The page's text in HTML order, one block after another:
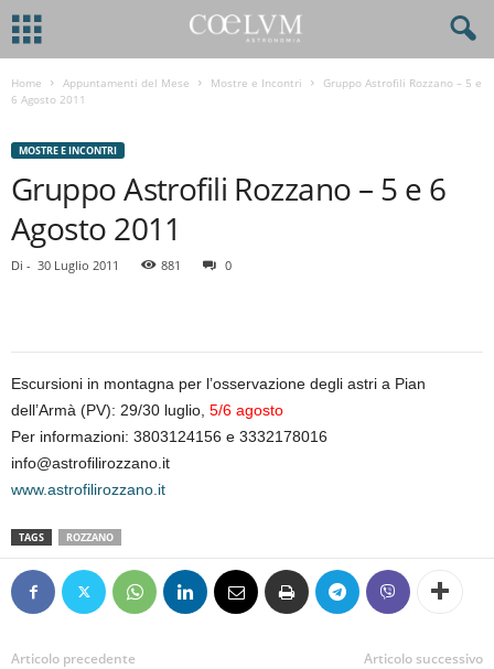
Home Appuntamenti del Mese Mostre e Incontri
Gruppo Astrofili Rozzano – 5 e
6 Agosto 2011
MOSTRE E INCONTRI
Gruppo Astrofili Rozzano – 5 e 6
Agosto 2011
Di - 30 Luglio 2011 881 0
Escursioni in montagna per l’osservazione degli astri a Pian
dell’Armà (PV): 29/30 luglio, 5/6 agosto
Per informazioni: 3803124156 e 3332178016
info@astrofilirozzano.it
www.astrofilirozzano.it
TAGS ROZZANO
Articolo precedente Articolo successivo